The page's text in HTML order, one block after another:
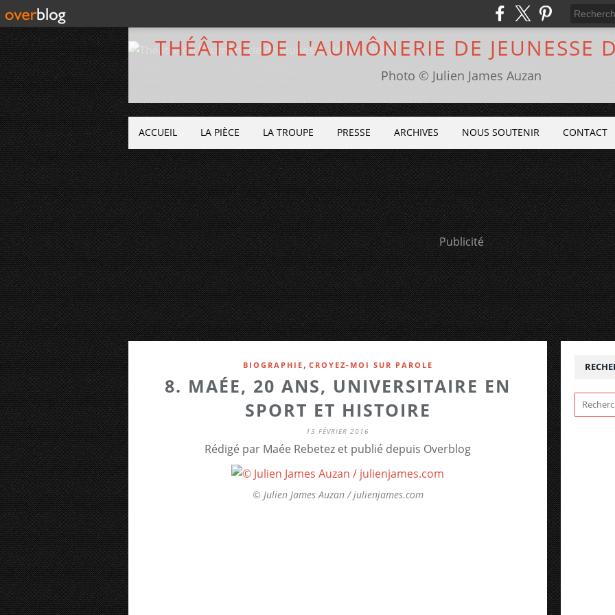
THÉÂTRE DE L'AUMÔNERIE DE JEUNESSE
Photo © Julien James Auzan
ACCUEIL LA PIÈCE LA TROUPE PRESSE ARCHIVES NOUS SOUTENIR CONTACT
Publicité
BIOGRAPHIE , CROYEZ-MOI SUR PAROLE
8. MAÉE, 20 ANS, UNIVERSITAIRE EN
SPORT ET HISTOIRE
13 FÉVRIER 2016
Rédigé par Maée Rebetez et publié depuis Overblog
© Julien James Auzan / julienjames.com